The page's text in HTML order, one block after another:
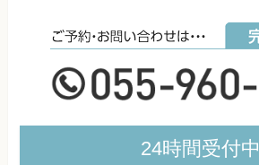
24時間受付中